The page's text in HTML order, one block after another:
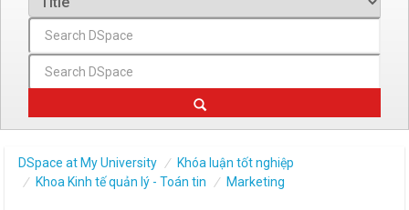
DSpace at My University
Khóa luận tốt nghiệp
Khoa Kinh tế quản lý - Toán tin
Marketing